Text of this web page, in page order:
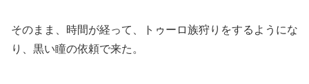
そのまま、時間が経って、トゥーロ族狩りをするようにな
り、黒い瞳の依頼で来た。